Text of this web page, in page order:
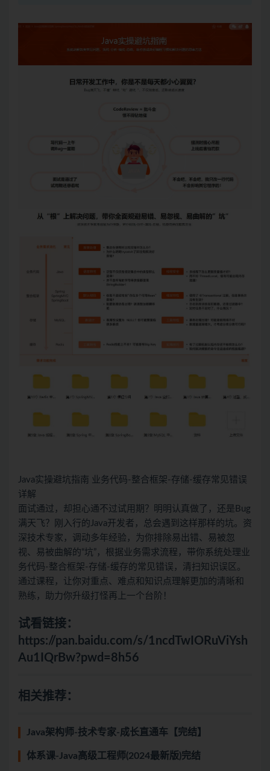
Java实操避坑指南 业务代码-整合框架-存储-缓存常见错误
详解
面试通过，却担心通不过试用期？明明认真做了，还是Bug
满天飞？刚入行的Java开发者，总会遇到这样那样的坑。资
深技术专家，调动多年经验，为你排除易出错、易被忽
视、易被曲解的“坑”，根据业务需求流程，带你系统处理业
务代码-整合框架-存储-缓存的常见错误，清扫知识误区。
通过课程，让你对重点、难点和知识点理解更加的清晰和
熟练，助力你升级打怪再上一个台阶！
试看链接：
https://pan.baidu.com/s/1ncdTwIORuViYsh
Au1IQrBw?pwd=8h56
相关推荐：
Java架构师-技术专家-成长直通车【完结】
体系课-Java高级工程师(2024最新版)完结